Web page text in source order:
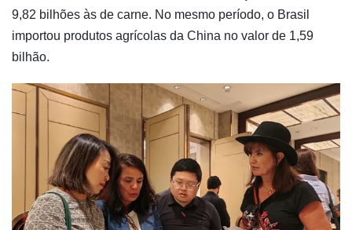
9,82 bilhões às de carne. No mesmo período, o Brasil
importou produtos agrícolas da China no valor de 1,59
bilhão.